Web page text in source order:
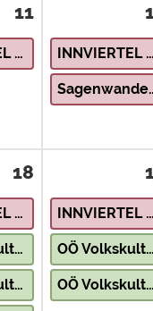
11
INNVIERTEL – Natur & Landschaft INNVIERTEL – Natur & Landschaft
18
INNVIERTEL – Natur & Landschaft
OÖ Volkskultur erleben – Krippenbaukurs
OÖ Volkskultur erleben – Wie die Kelten
INNVIERTEL – Natur & Landschaft
OÖ Volkskultur erleben – Krippenbaukurs
OÖ Volkskultur erleben – Hinterglasmalen